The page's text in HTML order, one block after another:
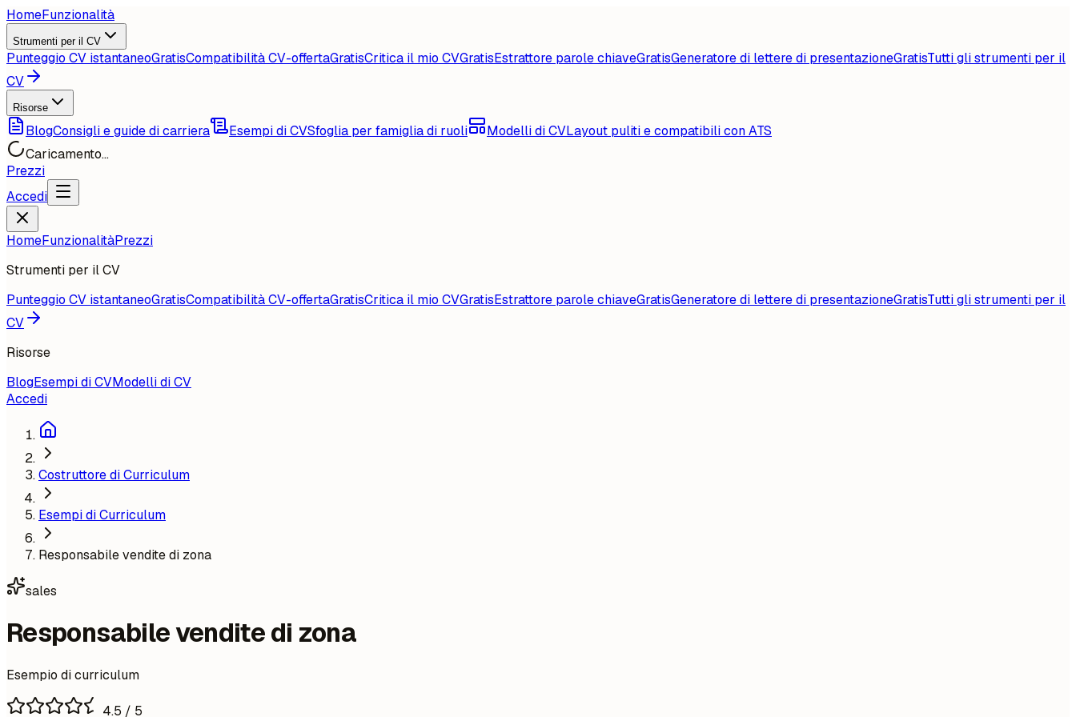
HomeFunzionalità
Strumenti per il CV
Punteggio CV istantaneoGratisCompatibilità CV-offertaGratisCritica il mio CVGratisEstrattore parole chiaveGratisGeneratore di lettere di presentazioneGratisTutti gli strumenti per il
CV
Risorse
BlogConsigli e guide di carriera Esempi di CVSfoglia per famiglia di ruoli Modelli di CVLayout puliti e compatibili con ATS
Caricamento...
Prezzi
Accedi
HomeFunzionalitàPrezzi
Strumenti per il CV
Punteggio CV istantaneoGratisCompatibilità CV-offertaGratisCritica il mio CVGratisEstrattore parole chiaveGratisGeneratore di lettere di presentazioneGratisTutti gli strumenti per il
CV
Risorse
BlogEsempi di CVModelli di CV
Accedi
Costruttore di Curriculum
Esempi di Curriculum
Responsabile vendite di zona
sales
Responsabile vendite di zona
Esempio di curriculum
4.5 / 5